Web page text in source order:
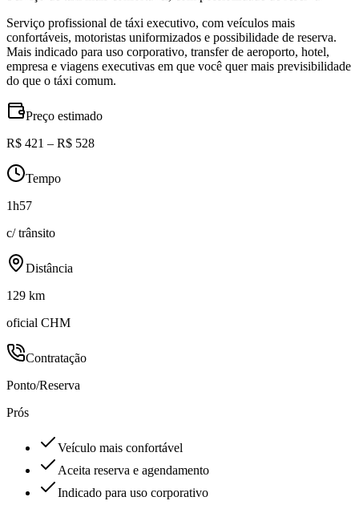
Serviço profissional de táxi executivo, com veículos mais
confortáveis, motoristas uniformizados e possibilidade de reserva.
Mais indicado para uso corporativo, transfer de aeroporto, hotel,
empresa e viagens executivas em que você quer mais previsibilidade
do que o táxi comum.
Preço estimado
R$ 421 – R$ 528
Tempo
1h57
c/ trânsito
Distância
129 km
oficial CHM
Contratação
Ponto/Reserva
Prós
Veículo mais confortável
Aceita reserva e agendamento
Indicado para uso corporativo